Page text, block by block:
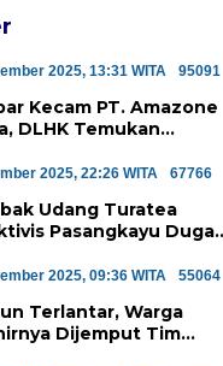
2025, 13:31 WITA
95091
Kecam PT. Amazone
DLHK Temukan
di Majene
2025, 22:26 WITA
67766
Udang Turatea
Pasangkayu Duga
Hutan Lindung
2025, 09:36 WITA
55064
Terlantar, Warga
Dijemput Tim